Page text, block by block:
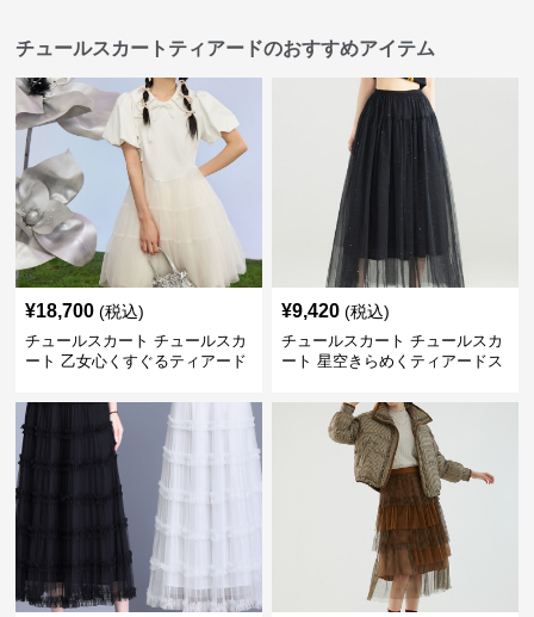
チュールスカートティアードのおすすめアイテム
¥18,700 (税込)
チュールスカート チュールスカ
ート 乙女心くすぐるティアード
¥9,420 (税込)
チュールスカート チュールスカ
ート 星空きらめくティアードス